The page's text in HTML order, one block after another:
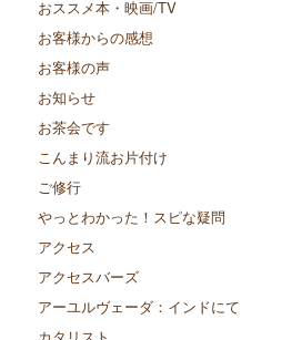
おススメ本・映画/TV
お客様からの感想
お客様の声
お知らせ
お茶会です
こんまり流お片付け
ご修行
やっとわかった！スピな疑問
アクセス
アクセスバーズ
アーユルヴェーダ：インドにて